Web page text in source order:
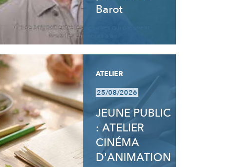
Barot
ATELIER
25/08/2026
JEUNE PUBLIC
: ATELIER
CINÉMA
D'ANIMATION